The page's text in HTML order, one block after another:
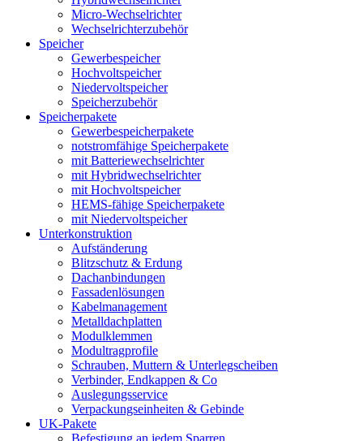
Micro-Wechselrichter
Wechselrichterzubehör
Speicher
Gewerbespeicher
Hochvoltspeicher
Niedervoltspeicher
Speicherzubehör
Speicherpakete
Gewerbespeicherpakete
notstromfähige Speicherpakete
mit Batteriewechselrichter
mit Hybridwechselrichter
mit Hochvoltspeicher
HEMS-fähige Speicherpakete
mit Niedervoltspeicher
Unterkonstruktion
Aufständerung
Blitzschutz & Erdung
Dachanbindungen
Fassadenlösungen
Kabelmanagement
Metalldachplatten
Modulklemmen
Modultragprofile
Schrauben, Muttern & Unterlegscheiben
Verbinder, Endkappen & Co
Auslegungsservice
Verpackungseinheiten & Gebinde
UK-Pakete
Befestigung an jedem Sparren